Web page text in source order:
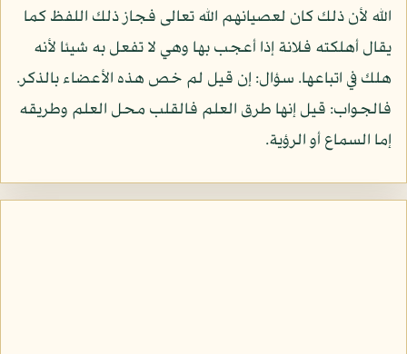
الله لأن ذلك كان لعصيانهم الله تعالى فجاز ذلك اللفظ كما
يقال أهلكته فلانة إذا أعجب بها وهي لا تفعل به شيئا لأنه
هلك في اتباعها. سؤال: إن قيل لم خص هذه الأعضاء بالذكر.
فالجواب: قيل إنها طرق العلم فالقلب محل العلم وطريقه
إما السماع أو الرؤية.